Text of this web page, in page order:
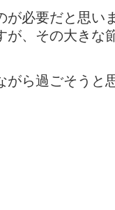
が必要だと思い
が、その大きな
がら過ごそうと